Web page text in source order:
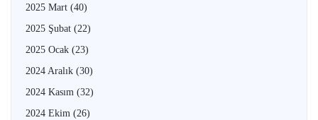
2025 Mart (40)
2025 Şubat (22)
2025 Ocak (23)
2024 Aralık (30)
2024 Kasım (32)
2024 Ekim (26)